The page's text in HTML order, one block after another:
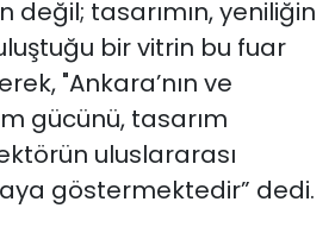
tasarımın, yeniliğin
bir vitrin bu fuar
"Ankara’nın ve
gücünü, tasarım
uluslararası
göstermektedir” dedi.